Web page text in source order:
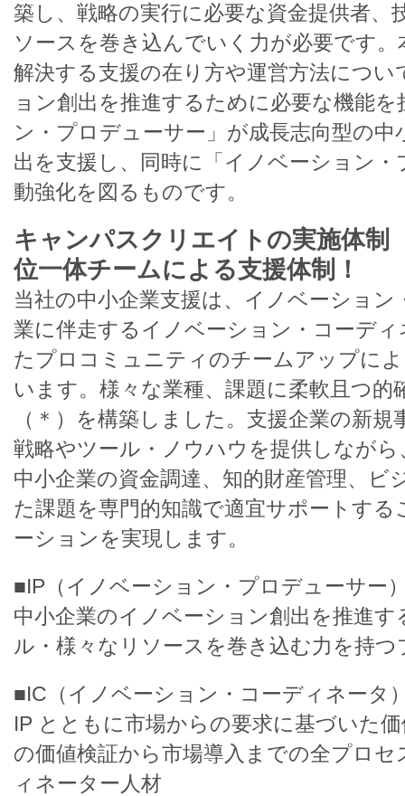
築し、戦略の実行に必要な資金提供者、
ソースを巻き込んでいく力が必要です
解決する支援の在り方や運営方法につ
ョン創出を推進するために必要な機能
ン・プロデューサー」が成長志向型の
出を支援し、同時に「イノベーション
動強化を図るものです。
キャンパスクリエイトの実施体
位一体チームによる支援体制！
当社の中小企業支援は、イノベーショ
業に伴走するイノベーション・コーデ
たプロコミュニティのチームアップに
います。様々な業種、課題に柔軟且つ
（＊）を構築しました。支援企業の新
戦略やツール・ノウハウを提供しなが
中小企業の資金調達、知的財産管理、ビ
た課題を専門的知識で適宜サポートす
ーションを実現します。
■IP（イノベーション・プロデューサー
中小企業のイノベーション創出を推進
ル・様々なリソースを巻き込む力を持
■IC（イノベーション・コーディネータ
IP とともに市場からの要求に基づいた
の価値検証から市場導入までの全プロ
ィネーター人材